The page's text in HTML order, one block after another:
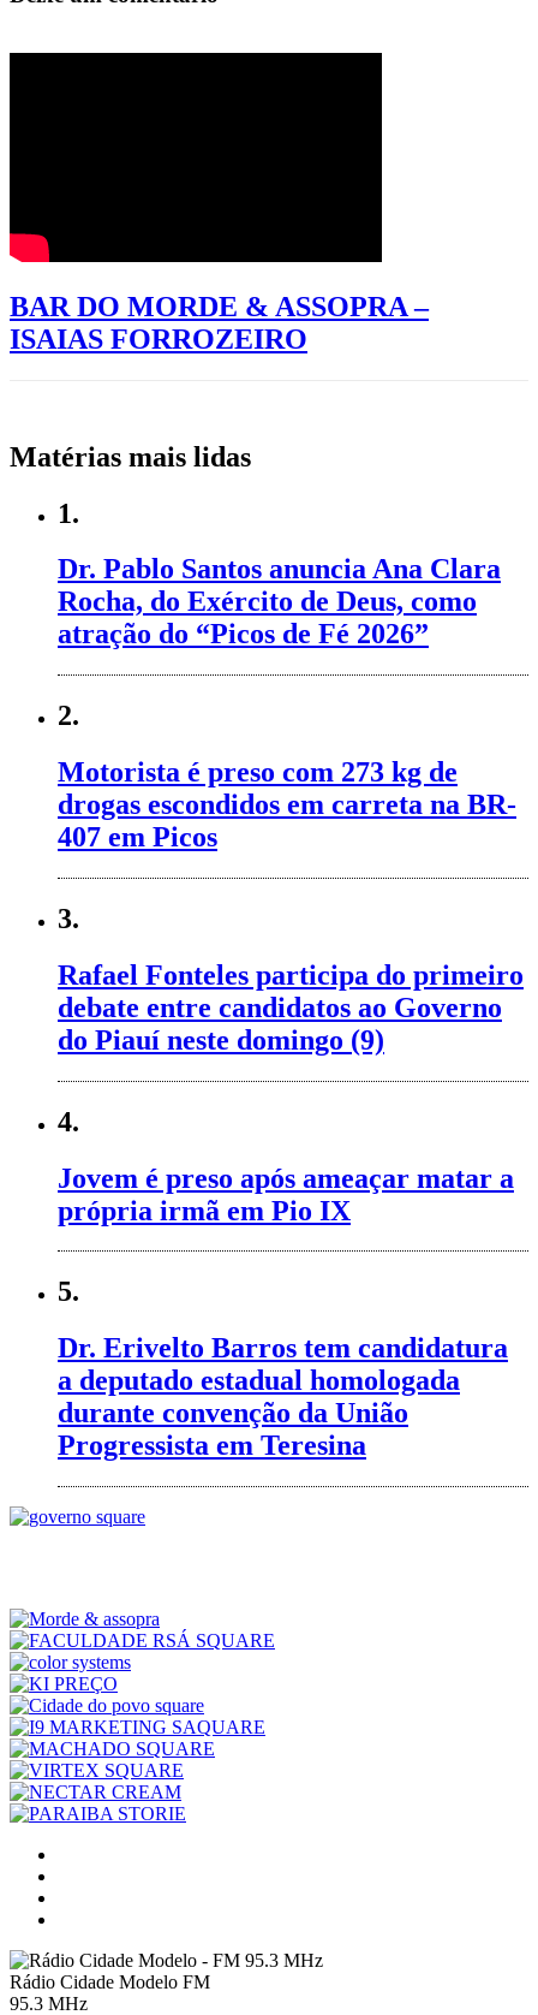
BAR DO MORDE & ASSOPRA –
ISAIAS FORROZEIRO
Matérias mais lidas
1.
Dr. Pablo Santos anuncia Ana Clara
Rocha, do Exército de Deus, como
atração do “Picos de Fé 2026”
2.
Motorista é preso com 273 kg de
drogas escondidos em carreta na BR-
407 em Picos
3.
Rafael Fonteles participa do primeiro
debate entre candidatos ao Governo
do Piauí neste domingo (9)
4.
Jovem é preso após ameaçar matar a
própria irmã em Pio IX
5.
Dr. Erivelto Barros tem candidatura
a deputado estadual homologada
durante convenção da União
Progressista em Teresina
Rádio Cidade Modelo FM
95.3 MHz